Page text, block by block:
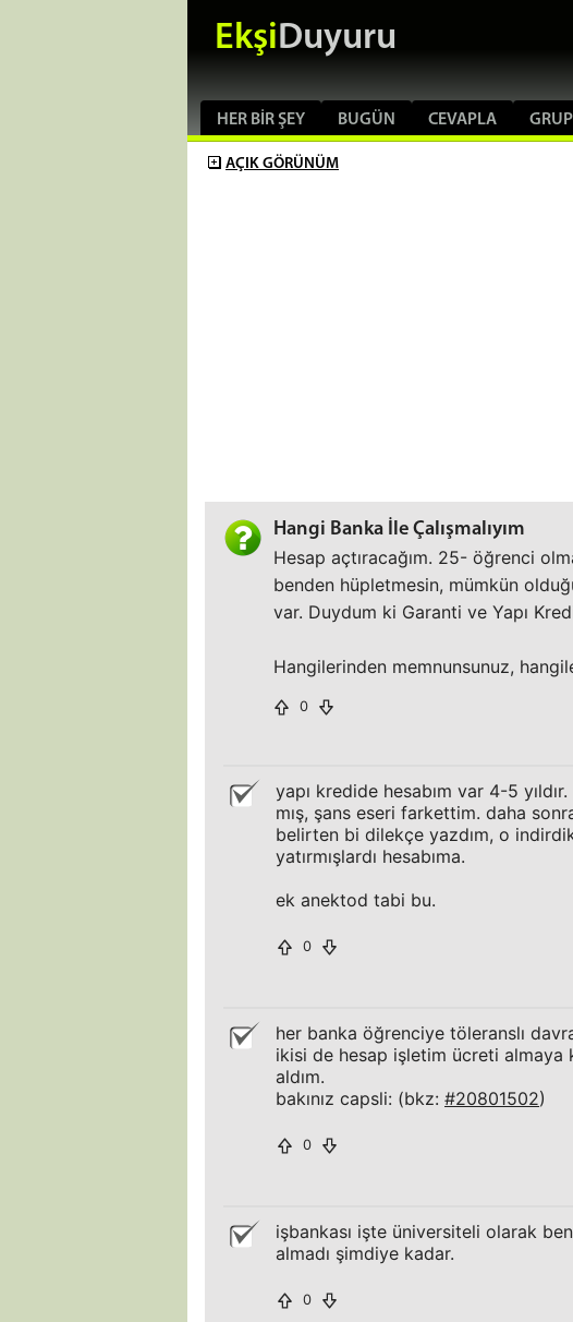
EkşiDuyuru
HER BIR ŞEY BUGÜN CEVAPLA
AÇIK GÖRÜNÜM
Hangi Banka İle Çalışmalıyım
Hesap açtıracağım. 25- öğrenci
benden hüpletmesin, mümkün
var. Duydum ki Garanti ve Yapı
Hangilerinden memnunsunuz,
0
yapı kredide hesabım var 4-5
mış, şans eseri farkettim. daha
belirten bi dilekçe yazdım, o
yatırmışlardı hesabıma.
ek anektod tabi bu.
0
her banka öğrenciye töleranslı
ikisi de hesap işletim ücreti almaya
aldım.
bakınız capsli: (bkz: #20801502)
0
işbankası işte üniversiteli olarak
almadı şimdiye kadar.
0